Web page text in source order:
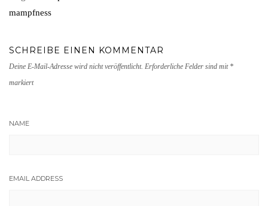
mampfness
SCHREIBE EINEN KOMMENTAR
Deine E-Mail-Adresse wird nicht veröffentlicht. Erforderliche Felder sind mit *
markiert
NAME
EMAIL ADDRESS